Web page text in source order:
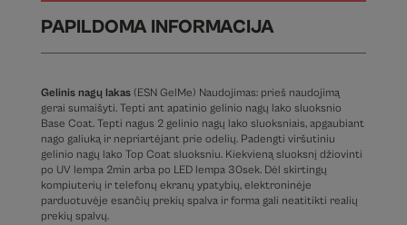
PAPILDOMA INFORMACIJA
Gelinis nagų lakas(ESN GelMe) Naudojimas: prieš naudojimą
gerai sumaišyti. Tepti ant apatinio gelinio nagų lako sluoksnio
Base Coat. Tepti nagus 2 gelinio nagų lako sluoksniais, apgaubiant
nago galiuką ir nepriartėjant prie odelių. Padengti viršutiniu
gelinio nagų lako Top Coat sluoksniu. Kiekvieną sluoksnį džiovinti
po UV lempa 2min arba po LED lempa 30sek. Dėl skirtingų
kompiuterių ir telefonų ekranų ypatybių, elektroninėje
parduotuvėje esančių prekių spalva ir forma gali neatitikti realių
prekių spalvų.